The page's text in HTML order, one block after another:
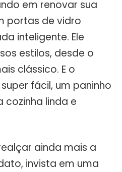
em renovar sua
portas de vidro
inteligente. Ele
estilos, desde o
clássico. E o
fácil, um paninho
cozinha linda e
ainda mais a
invista em uma